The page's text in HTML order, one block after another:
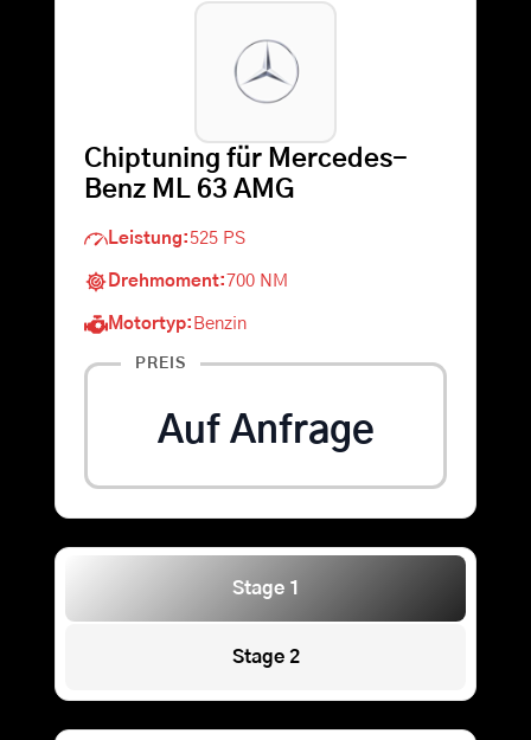
Warenkorb
Chiptuning für Mercedes-
Benz ML 63 AMG
Leistung: 525 PS
Drehmoment:700 NM
Motortyp: Benzin
PREIS
Auf Anfrage
Stage 1
Stage 2